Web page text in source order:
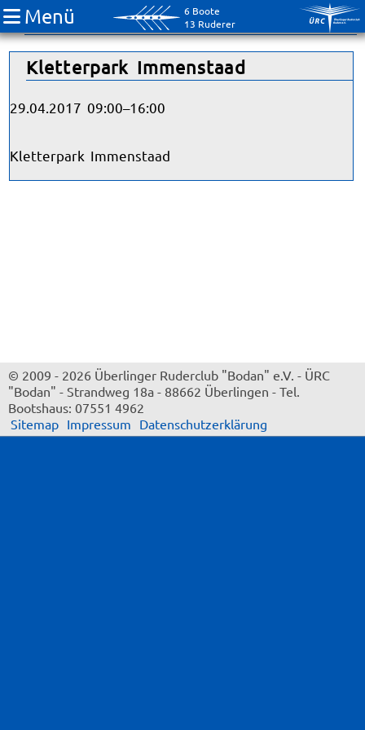
6 Boote
13 Ruderer
Menü
Jugend
Kletterpark Immenstaad
29.04.2017 09:00–16:00
Kletterpark Immenstaad
© 2009 - 2026 Überlinger Ruderclub "Bodan" e.V. - ÜRC
"Bodan" - Strandweg 18a - 88662 Überlingen - Tel.
Bootshaus: 07551 4962
Sitemap Impressum Datenschutzerklärung